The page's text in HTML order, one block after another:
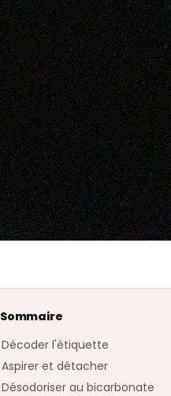
Sommaire
Décoder l'étiquette
Aspirer et détacher
Désodoriser au bicarbonate